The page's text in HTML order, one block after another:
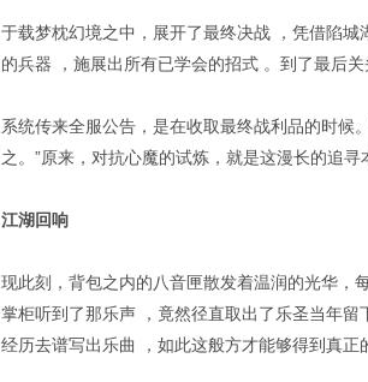
于载梦枕幻境之中，展开了最终决战 ，凭借陷
的兵器 ，施展出所有已学会的招式 。到了最后
系统传来全服公告，是在收取最终战利品的时候
之。”原来，对抗心魔的试炼，就是这漫长的追寻
江湖回响
现此刻，背包之内的八音匣散发着温润的光华，
掌柜听到了那乐声 ，竟然径直取出了乐圣当年
经历去谱写出乐曲 ，如此这般方才能够得到真正